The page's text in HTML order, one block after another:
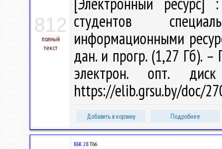
812
полный
текст
студентов
информационными
дан. и прогр. (1,27 Гб).
электрон. опт.
https://elib.grsu.by/doc/
Добавить в корзину Подробнее
ББК 28.Т66